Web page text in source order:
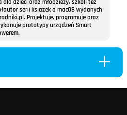
dla dzieci oraz młodzieży, szkoli też
serii książek o macOS wydanych
Projektuje, programuje oraz
prototypy urządzeń Smart
L